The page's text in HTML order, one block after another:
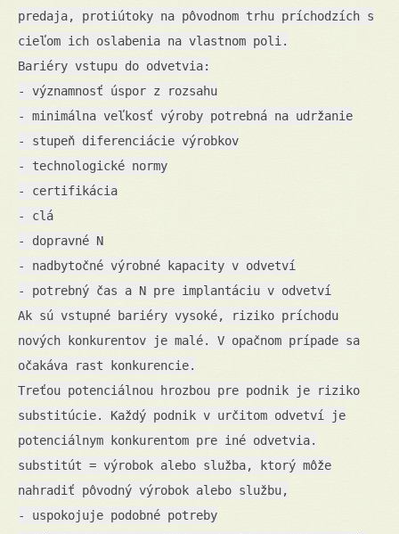
predaja, protiútoky na pôvodnom trhu príchodzích s
cieľom ich oslabenia na vlastnom poli.
Bariéry vstupu do odvetvia:
- významnosť úspor z rozsahu
- minimálna veľkosť výroby potrebná na udržanie
- stupeň diferenciácie výrobkov
- technologické normy
- certifikácia
- clá
- dopravné N
- nadbytočné výrobné kapacity v odvetví
- potrebný čas a N pre implantáciu v odvetví
Ak sú vstupné bariéry vysoké, riziko príchodu
nových konkurentov je malé. V opačnom prípade sa
očakáva rast konkurencie.
Treťou potenciálnou hrozbou pre podnik je riziko
substitúcie. Každý podnik v určitom odvetví je
potenciálnym konkurentom pre iné odvetvia.
substitút = výrobok alebo služba, ktorý môže
nahradiť pôvodný výrobok alebo službu,
- uspokojuje podobné potreby